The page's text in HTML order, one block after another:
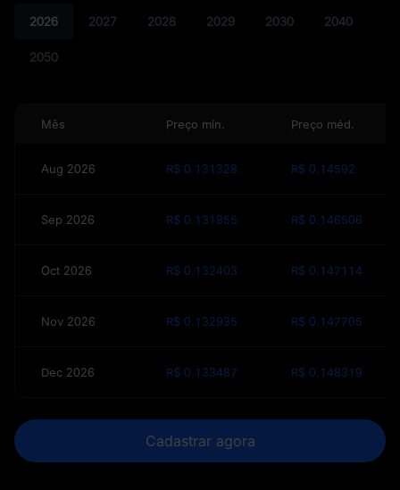
2026 2027 2028 2029 2030 2040
2050
Mês Preço mín. Preço méd.
Aug 2026 R$ 0.131328 R$ 0.14592
Sep 2026 R$ 0.131855 R$ 0.146506
Oct 2026 R$ 0.132403 R$ 0.147114
Nov 2026 R$ 0.132935 R$ 0.147705
Dec 2026 R$ 0.133487 R$ 0.148319
Cadastrar agora